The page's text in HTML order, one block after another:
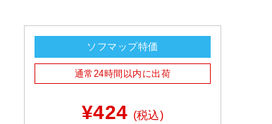
ソフマップ特価
通常24時間以内に出荷
¥424 (税込)